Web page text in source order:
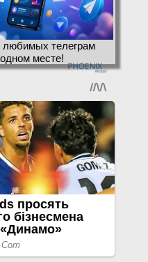
любимых телеграм
месте!